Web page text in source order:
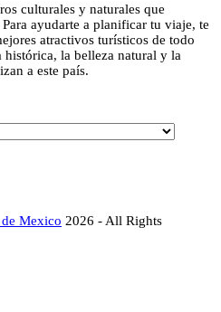
culturales y naturales que
ayudarte a planificar tu viaje, te
atractivos turísticos de todo
la belleza natural y la
a este país.
Mexico 2026 - All Rights